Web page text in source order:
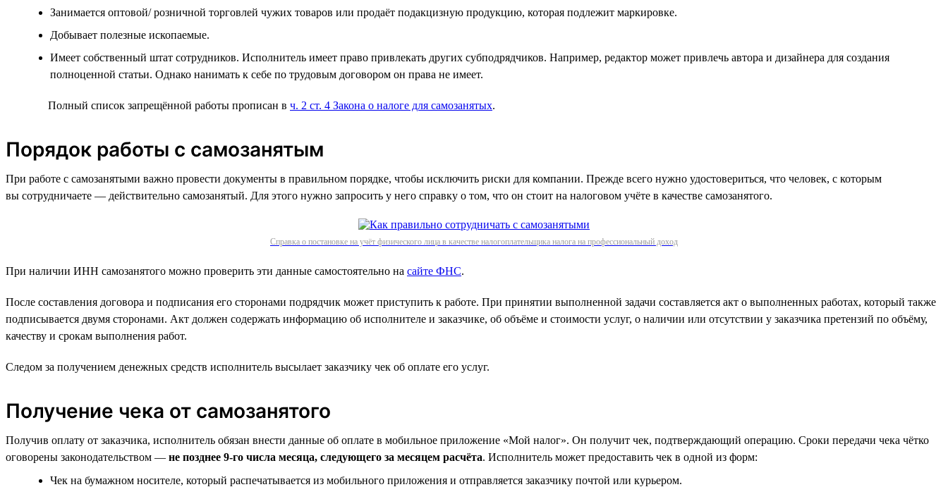
Занимается оптовой/ розничной торговлей чужих товаров или продаёт подакцизную продукцию, которая подлежит маркировке.
Добывает полезные ископаемые.
Имеет собственный штат сотрудников. Исполнитель имеет право привлекать других субподрядчиков. Например, редактор может привлечь автора и дизайнера для создания
полноценной статьи. Однако нанимать к себе по трудовым договором он права не имеет.
Полный список запрещённой работы прописан в ч. 2 ст. 4 Закона о налоге для самозанятых.
Порядок работы с самозанятым
При работе с самозанятыми важно провести документы в правильном порядке, чтобы исключить риски для компании. Прежде всего нужно удостовериться, что человек, с которым
вы сотрудничаете — действительно самозанятый. Для этого нужно запросить у него справку о том, что он стоит на налоговом учёте в качестве самозанятого.
Справка о постановке на учёт физического лица в качестве налогоплательщика налога на профессиональный доход
При наличии ИНН самозанятого можно проверить эти данные самостоятельно на сайте ФНС.
После составления договора и подписания его сторонами подрядчик может приступить к работе. При принятии выполненной задачи составляется акт о выполненных работах, который также
подписывается двумя сторонами. Акт должен содержать информацию об исполнителе и заказчике, об объёме и стоимости услуг, о наличии или отсутствии у заказчика претензий по объёму,
качеству и срокам выполнения работ.
Следом за получением денежных средств исполнитель высылает заказчику чек об оплате его услуг.
Получение чека от самозанятого
Получив оплату от заказчика, исполнитель обязан внести данные об оплате в мобильное приложение «Мой налог». Он получит чек, подтверждающий операцию. Сроки передачи чека чётко
оговорены законодательством — не позднее 9-го числа месяца, следующего за месяцем расчёта. Исполнитель может предоставить чек в одной из форм:
Чек на бумажном носителе, который распечатывается из мобильного приложения и отправляется заказчику почтой или курьером.